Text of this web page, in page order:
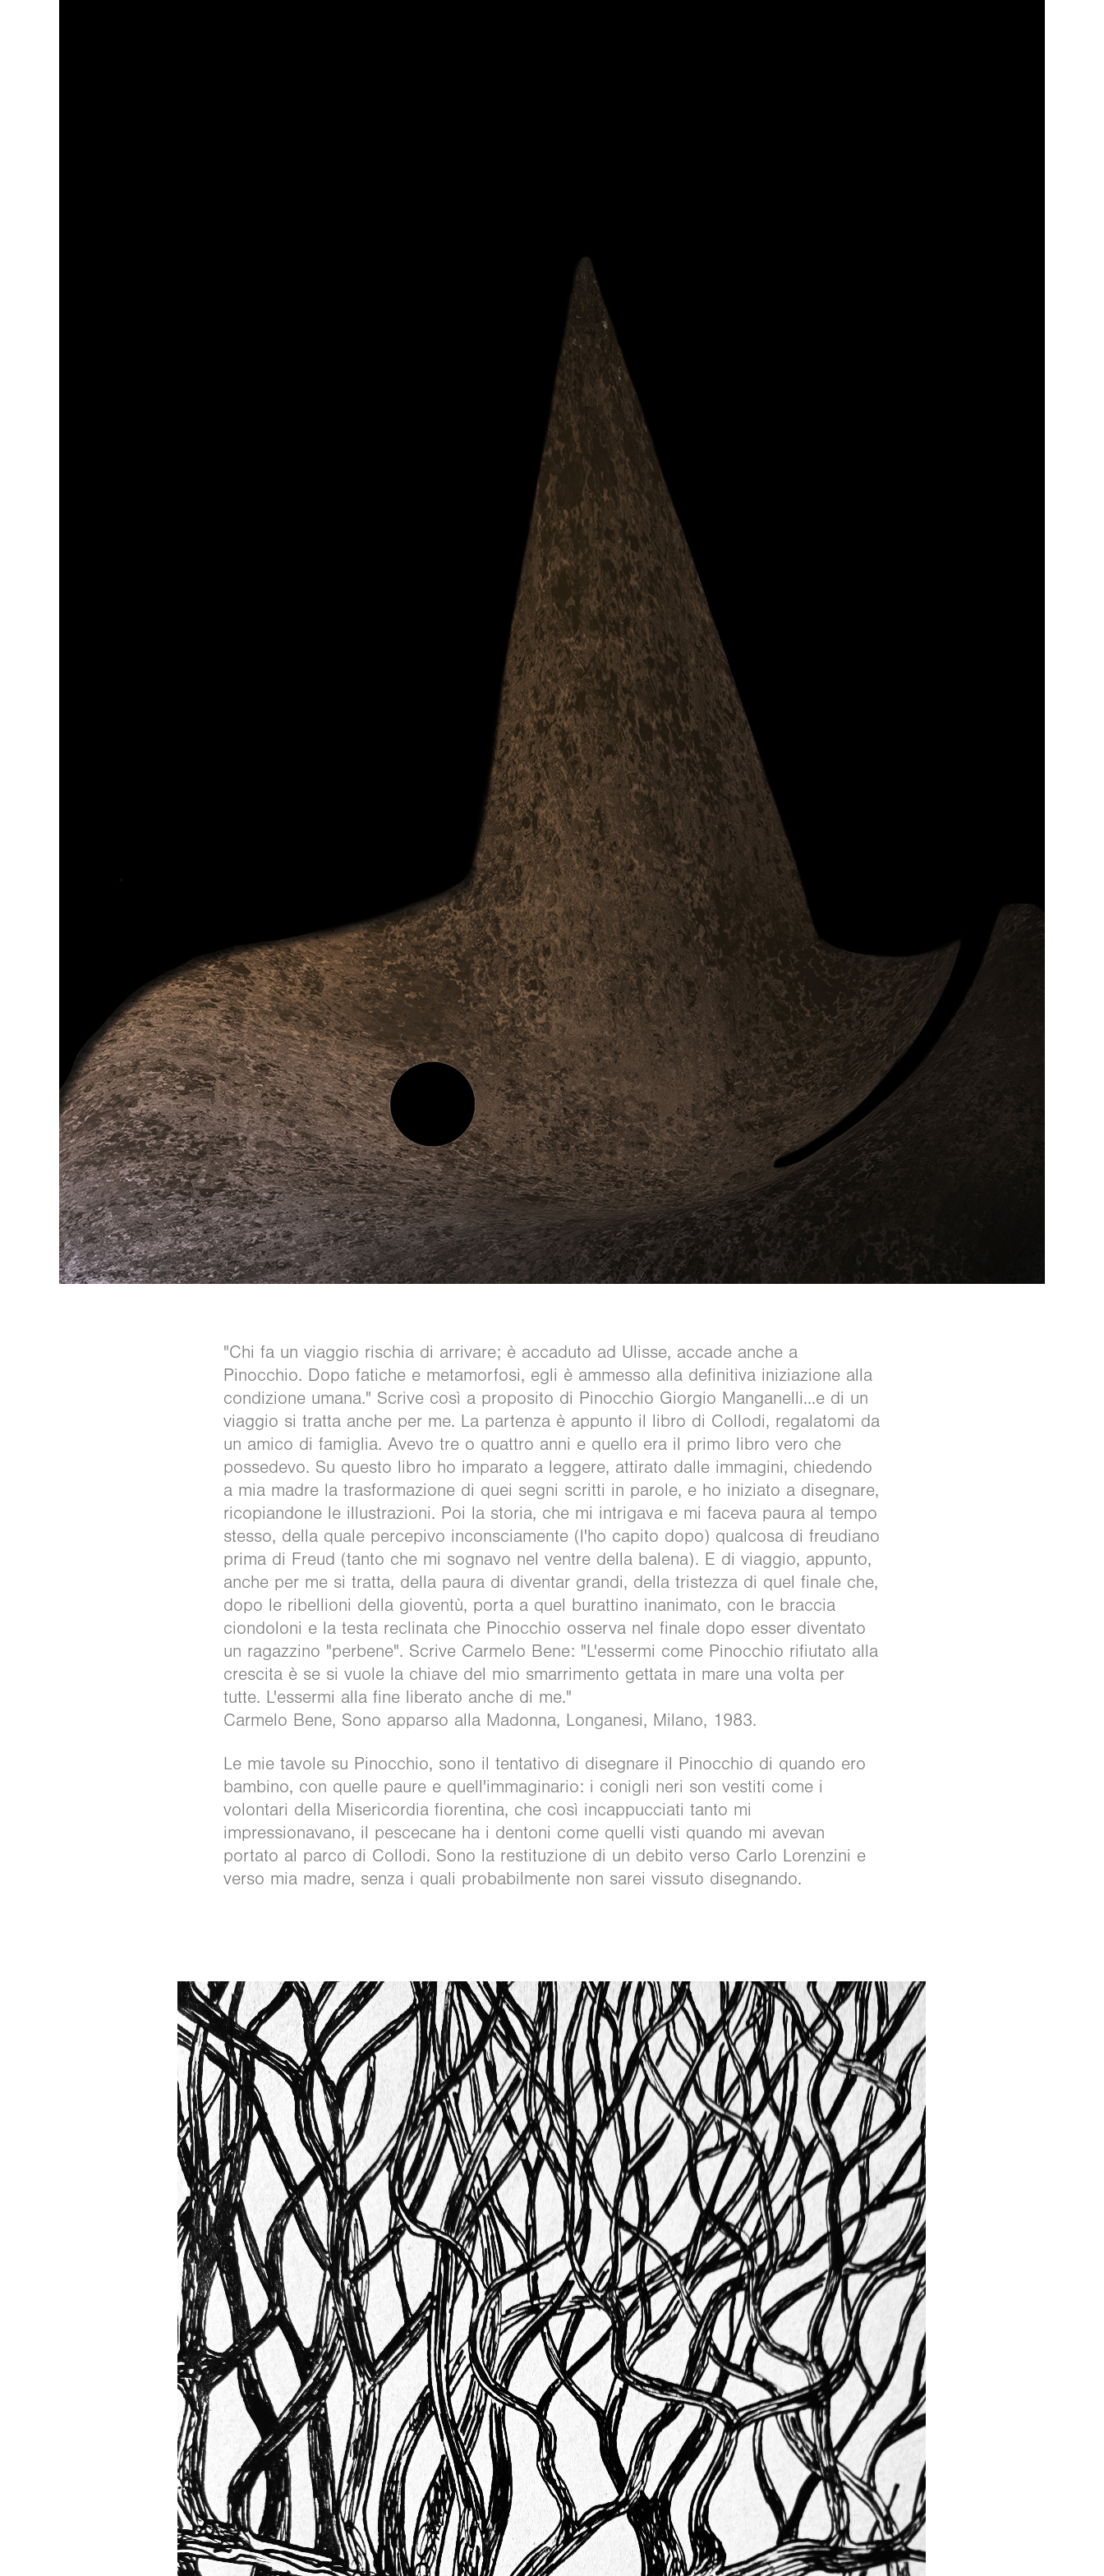
"Chi fa un viaggio rischia di arrivare; è accaduto ad Ulisse, accade anche a
Pinocchio. Dopo fatiche e metamorfosi, egli è ammesso alla definitiva iniziazione alla
condizione umana." Scrive così a proposito di Pinocchio Giorgio Manganelli...e di un
viaggio si tratta anche per me. La partenza è appunto il libro di Collodi, regalatomi da
un amico di famiglia. Avevo tre o quattro anni e quello era il primo libro vero che
possedevo. Su questo libro ho imparato a leggere, attirato dalle immagini, chiedendo
a mia madre la trasformazione di quei segni scritti in parole, e ho iniziato a disegnare,
ricopiandone le illustrazioni. Poi la storia, che mi intrigava e mi faceva paura al tempo
stesso, della quale percepivo inconsciamente (l'ho capito dopo) qualcosa di freudiano
prima di Freud (tanto che mi sognavo nel ventre della balena). E di viaggio, appunto,
anche per me si tratta, della paura di diventar grandi, della tristezza di quel finale che,
dopo le ribellioni della gioventù, porta a quel burattino inanimato, con le braccia
ciondoloni e la testa reclinata che Pinocchio osserva nel finale dopo esser diventato
un ragazzino "perbene". Scrive Carmelo Bene: "L'essermi come Pinocchio rifiutato alla
crescita è se si vuole la chiave del mio smarrimento gettata in mare una volta per
tutte. L'essermi alla fine liberato anche di me."
Carmelo Bene, Sono apparso alla Madonna, Longanesi, Milano, 1983.
Le mie tavole su Pinocchio, sono il tentativo di disegnare il Pinocchio di quando ero
bambino, con quelle paure e quell'immaginario: i conigli neri son vestiti come i
volontari della Misericordia fiorentina, che così incappucciati tanto mi
impressionavano, il pescecane ha i dentoni come quelli visti quando mi avevan
portato al parco di Collodi. Sono la restituzione di un debito verso Carlo Lorenzini e
verso mia madre, senza i quali probabilmente non sarei vissuto disegnando.